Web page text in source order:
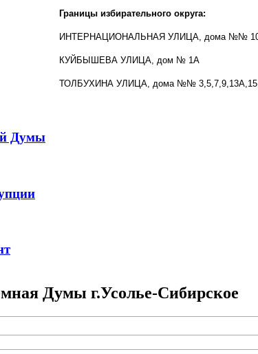
Границы избирательного округа:
ИНТЕРНАЦИОНАЛЬНАЯ УЛИЦА, дома №№
КУЙБЫШЕВА УЛИЦА, дом № 1А
ТОЛБУХИНА УЛИЦА, дома №№
Думы
Думы г.Усолье-Сибирское­